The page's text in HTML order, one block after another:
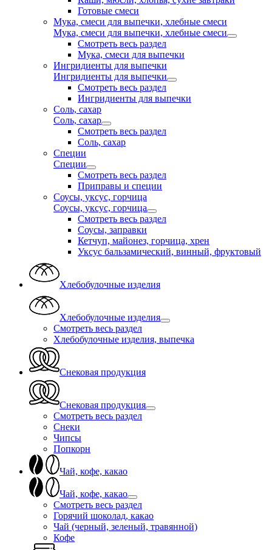
Готовые смеси
Мука, смеси для выпечки, хлебные смеси
Мука, смеси для выпечки, хлебные смеси
Смотреть весь раздел
Мука, смеси для выпечки
Ингридиенты для выпечки
Ингридиенты для выпечки
Смотреть весь раздел
Ингридиенты для выпечки
Соль, сахар
Соль, сахар
Смотреть весь раздел
Соль, сахар
Специи
Специи
Смотреть весь раздел
Приправы и специи
Соусы, уксус, горчица
Соусы, уксус, горчица
Смотреть весь раздел
Соусы, заправки
Кетчуп, майонез, горчица, хрен
Уксус бальзамический, винный, фруктовый
Хлебобулочные изделия
Хлебобулочные изделия
Смотреть весь раздел
Хлебобулочные изделия, выпечка
Снековая продукция
Снековая продукция
Смотреть весь раздел
Снеки
Чипсы
Попкорн
Чай, кофе, какао
Чай, кофе, какао
Смотреть весь раздел
Горячий шоколад, какао
Чай (черный, зеленый, травянной)
Кофе